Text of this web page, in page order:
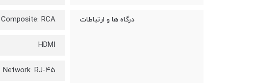
درگاه ها و ارتباطات Composite: RCA
HDMI
Network: RJ-45